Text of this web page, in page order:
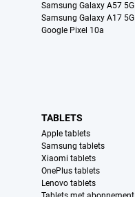
Samsung Galaxy A57 5G
Samsung Galaxy A17 5G
Google Pixel 10a
TABLETS
Apple tablets
Samsung tablets
Xiaomi tablets
OnePlus tablets
Lenovo tablets